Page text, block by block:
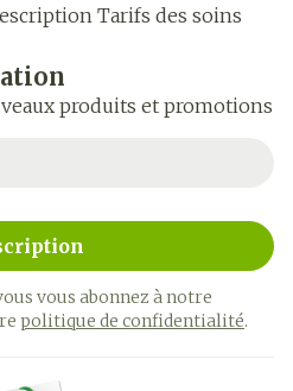
Tarifs des soins
produits et promotions
vous abonnez à notre
politique de confidentialité.